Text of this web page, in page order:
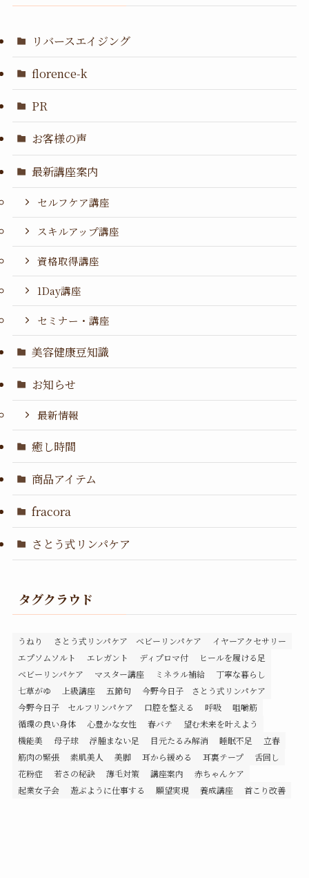
リバースエイジング
florence-k
PR
お客様の声
最新講座案内
セルフケア講座
スキルアップ講座
資格取得講座
1Day講座
セミナー・講座
美容健康豆知識
お知らせ
最新情報
癒し時間
商品アイテム
fracora
さとう式リンパケア
タグクラウド
うねり さとう式リンパケア ベビーリンパケア
イヤーアクセサリー
エプソムソルト
エレガント ディプロマ付
ヒールを履ける足
ベビーリンパケア
マスター講座 ミネラル補給
丁寧な暮らし
七草がゆ
上級講座 五節句
今野今日子 さとう式リンパケア
今野今日子 セルフリンパケア
口腔を整える 呼吸
咀嚼筋
循環の良い身体
心豊かな女性 春バテ
望む未来を叶えよう
機能美
母子球 浮腫まない足 目元たるみ解消 睡眠不足
立春
筋肉の緊張
素肌美人 美脚 耳から緩める 耳裏テープ
舌回し
花粉症
若さの秘訣 薄毛対策 講座案内
赤ちゃんケア
起業女子会
遊ぶように仕事する 願望実現 養成講座 首こり改善